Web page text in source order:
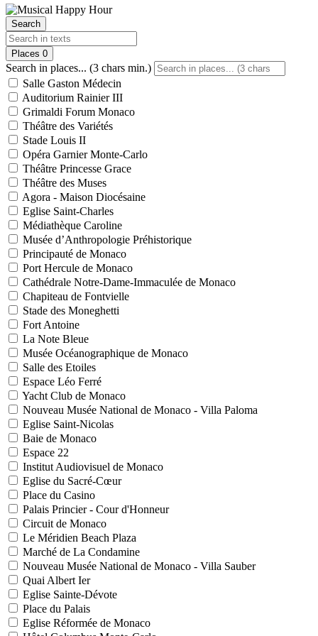
Search
Places 0
Search in places... (3 chars min.)
Salle Gaston Médecin
Auditorium Rainier III
Grimaldi Forum Monaco
Théâtre des Variétés
Stade Louis II
Opéra Garnier Monte-Carlo
Théâtre Princesse Grace
Théâtre des Muses
Agora - Maison Diocésaine
Eglise Saint-Charles
Médiathèque Caroline
Musée d’Anthropologie Préhistorique
Principauté de Monaco
Port Hercule de Monaco
Cathédrale Notre-Dame-Immaculée de Monaco
Chapiteau de Fontvielle
Stade des Moneghetti
Fort Antoine
La Note Bleue
Musée Océanographique de Monaco
Salle des Etoiles
Espace Léo Ferré
Yacht Club de Monaco
Nouveau Musée National de Monaco - Villa Paloma
Eglise Saint-Nicolas
Baie de Monaco
Espace 22
Institut Audiovisuel de Monaco
Eglise du Sacré-Cœur
Place du Casino
Palais Princier - Cour d'Honneur
Circuit de Monaco
Le Méridien Beach Plaza
Marché de La Condamine
Nouveau Musée National de Monaco - Villa Sauber
Quai Albert Ier
Eglise Sainte-Dévote
Place du Palais
Eglise Réformée de Monaco